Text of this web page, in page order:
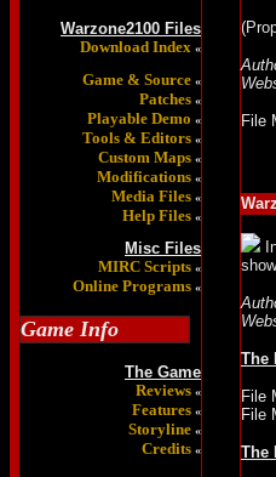
Warzone2100 Files
Download Index «
Game & Source «
Patches «
Playable Demo «
Tools & Editors «
Custom Maps «
Modifications «
Media Files «
Help Files «
Misc Files
MIRC Scripts «
Online Programs «
Game Info
The Game
Reviews «
Features «
Storyline «
Credits «
File
The
File
File
The